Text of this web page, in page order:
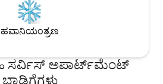
ಹವಾನಿಯಂತ್ರಣ
ಸರ್ವಿಸ್ ಅಪಾರ್ಟ್‌ಮೆಂಟ್
ಬಾಡಿಗೆಗಳು